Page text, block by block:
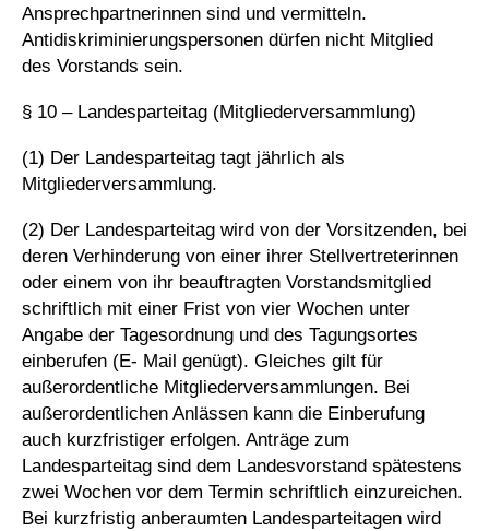
Ansprechpartnerinnen sind und vermitteln.
Antidiskriminierungspersonen dürfen nicht Mitglied
des Vorstands sein.
§ 10 – Landesparteitag (Mitgliederversammlung)
(1) Der Landesparteitag tagt jährlich als
Mitgliederversammlung.
(2) Der Landesparteitag wird von der Vorsitzenden, bei
deren Verhinderung von einer ihrer Stellvertreterinnen
oder einem von ihr beauftragten Vorstandsmitglied
schriftlich mit einer Frist von vier Wochen unter
Angabe der Tagesordnung und des Tagungsortes
einberufen (E- Mail genügt). Gleiches gilt für
außerordentliche Mitgliederversammlungen. Bei
außerordentlichen Anlässen kann die Einberufung
auch kurzfristiger erfolgen. Anträge zum
Landesparteitag sind dem Landesvorstand spätestens
zwei Wochen vor dem Termin schriftlich einzureichen.
Bei kurzfristig anberaumten Landesparteitagen wird